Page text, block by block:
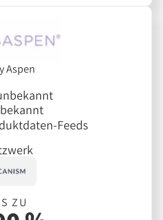
Aspen
Feeds
ZU